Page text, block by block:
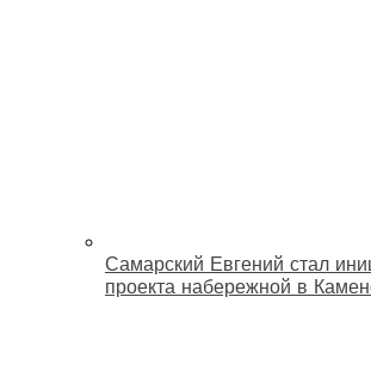
Самарский Евгений стал
проекта набережной в